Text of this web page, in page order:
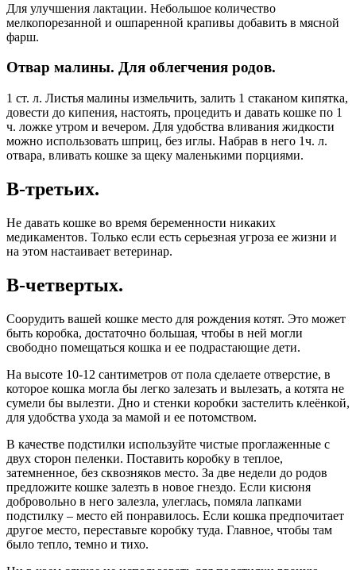
Для улучшения лактации. Небольшое количество
мелкопорезанной и ошпаренной крапивы добавить в мясной
фарш.
Отвар малины. Для облегчения родов.
1 ст. л. Листья малины измельчить, залить 1 стаканом кипятка,
довести до кипения, настоять, процедить и давать кошке по 1
ч. ложке утром и вечером. Для удобства вливания жидкости
можно использовать шприц, без иглы. Набрав в него 1ч. л.
отвара, вливать кошке за щеку маленькими порциями.
В-третьих.
Не давать кошке во время беременности никаких
медикаментов. Только если есть серьезная угроза ее жизни и
на этом настаивает ветеринар.
В-четвертых.
Соорудить вашей кошке место для рождения котят. Это может
быть коробка, достаточно большая, чтобы в ней могли
свободно помещаться кошка и ее подрастающие дети.
На высоте 10-12 сантиметров от пола сделаете отверстие, в
которое кошка могла бы легко залезать и вылезать, а котята не
сумели бы вылезти. Дно и стенки коробки застелить клеёнкой,
для удобства ухода за мамой и ее потомством.
В качестве подстилки используйте чистые проглаженные с
двух сторон пеленки. Поставить коробку в теплое,
затемненное, без сквозняков место. За две недели до родов
предложите кошке залезть в новое гнездо. Если кисюня
добровольно в него залезла, улеглась, помяла лапками
подстилку – место ей понравилось. Если кошка предпочитает
другое место, переставьте коробку туда. Главное, чтобы там
было тепло, темно и тихо.